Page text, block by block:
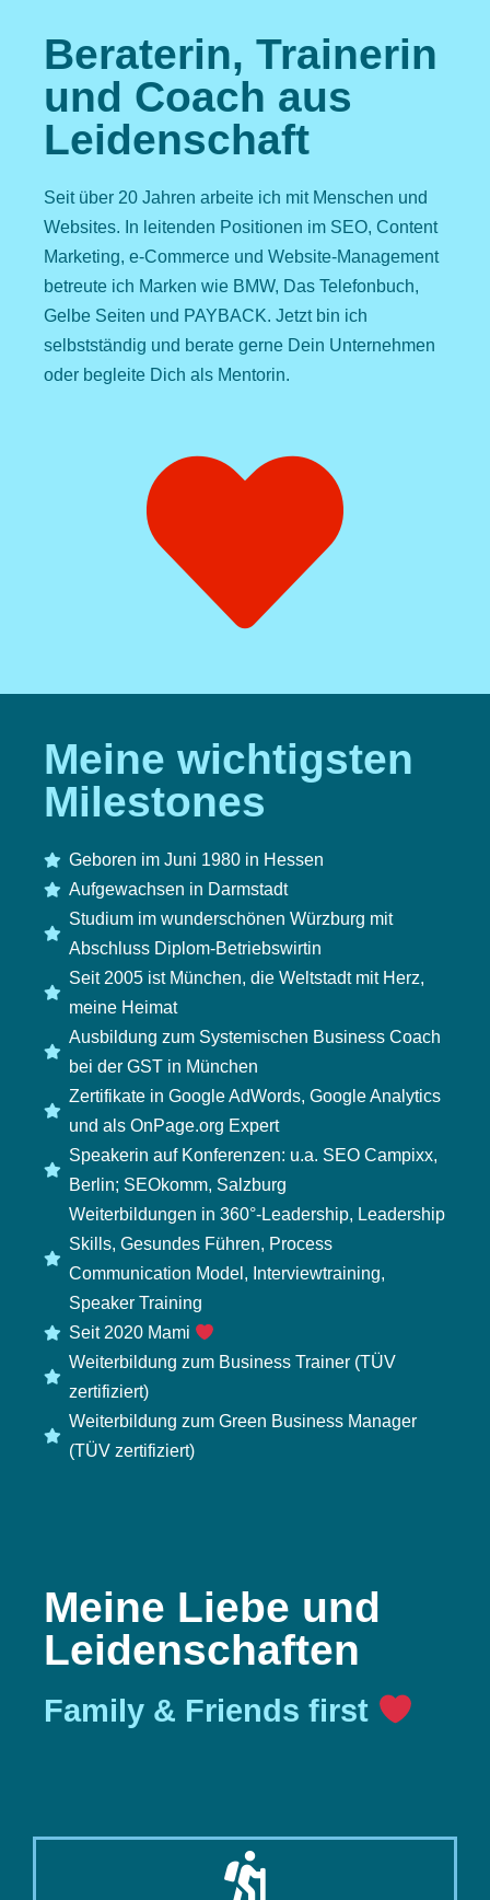
Beraterin, Trainerin
und Coach aus
Leidenschaft
Seit über 20 Jahren arbeite ich mit Menschen und
Websites. In leitenden Positionen im SEO, Content
Marketing, e-Commerce und Website-Management
betreute ich Marken wie BMW, Das Telefonbuch,
Gelbe Seiten und PAYBACK. Jetzt bin ich
selbstständig und berate gerne Dein Unternehmen
oder begleite Dich als Mentorin.
Meine wichtigsten
Milestones
Geboren im Juni 1980 in Hessen
Aufgewachsen in Darmstadt
Studium im wunderschönen Würzburg mit
Abschluss Diplom-Betriebswirtin
Seit 2005 ist München, die Weltstadt mit Herz,
meine Heimat
Ausbildung zum Systemischen Business Coach
bei der GST in München
Zertifikate in Google AdWords, Google Analytics
und als OnPage.org Expert
Speakerin auf Konferenzen: u.a. SEO Campixx,
Berlin; SEOkomm, Salzburg
Weiterbildungen in 360°-Leadership, Leadership
Skills, Gesundes Führen, Process
Communication Model, Interviewtraining,
Speaker Training
Seit 2020 Mami
Weiterbildung zum Business Trainer (TÜV
zertifiziert)
Weiterbildung zum Green Business Manager
(TÜV zertifiziert)
Meine Liebe und
Leidenschaften
Family & Friends first